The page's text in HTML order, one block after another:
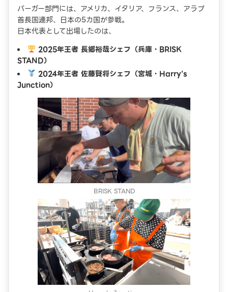
バーガー部門には、アメリカ、イタリア、フランス、アラブ
首長国連邦、日本の5カ国が参戦。
日本代表として出場したのは、
2025年王者 長郷裕哉シェフ（兵庫・BRISK
STAND）
2024年王者 佐藤賢将シェフ（宮城・Harry’s
Junction）
BRISK STAND